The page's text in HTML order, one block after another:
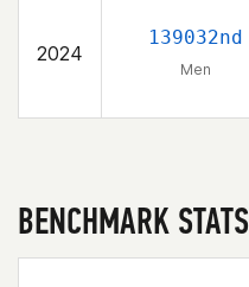
2024
139032nd
Men
BENCHMARK STATS